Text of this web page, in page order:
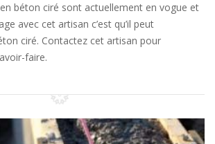
béton ciré sont actuellement en vogue et
avec cet artisan c’est qu’il peut
ciré. Contactez cet artisan pour
faire.